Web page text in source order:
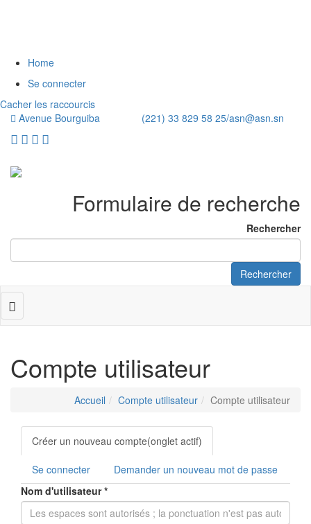
Home
Se connecter
Cacher les raccourcis
Avenue Bourguiba (221) 33 829 58 25/asn@asn.sn
Formulaire de recherche
Rechercher
Rechercher
Toggle
navigation
Compte utilisateur
Accueil Compte utilisateur Compte utilisateur
Onglets
principaux
Créer un nouveau compte(onglet actif)
Se connecter
Demander un nouveau mot de passe
Nom d'utilisateur*